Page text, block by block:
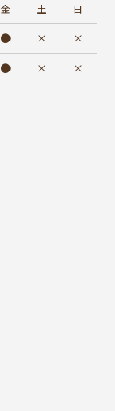
金 土 日
● × ×
● × ×